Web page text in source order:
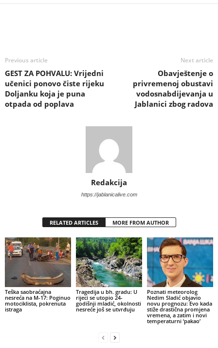
Previous article
GEST ZA POHVALU: Vrijedni
učenici ponovo čiste rijeku
Doljanku koja je puna
otpada od poplava
Next article
Obavještenje o
privremenoj obustavi
vodosnabdijevanja u
Jablanici zbog radova
Redakcija
https://jablanicalive.com
RELATED ARTICLES MORE FROM AUTHOR
Teška saobraćajna
nesreća na M-17: Poginuo
motociklista, pokrenuta
istraga
Tragedija u bh. gradu: U
rijeci se utopio 24-
godišnji mladić, okolnosti
nesreće još se utvrđuju
Poznati meteorolog
Nedim Sladić objavio
novu prognozu: Evo kada
stiže drastična promjena
vremena, a zatim i novi
temperaturni ‘pakao’